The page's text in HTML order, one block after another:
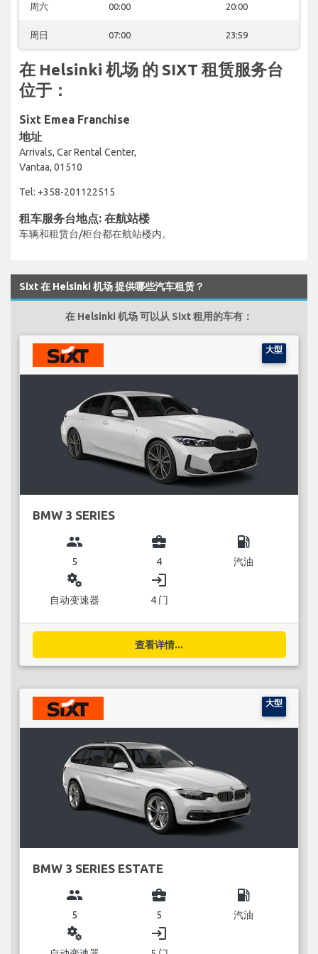
周六 00:00 20:00
周日 07:00 23:59
在 Helsinki 机场 的 SIXT 租赁服务台
位于：
Sixt Emea Franchise
地址
Arrivals, Car Rental Center,
Vantaa, 01510
Tel: +358-201122515
租车服务台地点: 在航站楼
车辆和租赁台/柜台都在航站楼内。
Sixt 在 Helsinki 机场 提供哪些汽车租赁？
在 Helsinki 机场 可以从 Sixt 租用的车有：
大型
BMW 3 SERIES
group
5
business_center
4
local_gas_station
汽油
miscellaneous_services
自动变速器
login
4 门
查看详情...
大型
BMW 3 SERIES ESTATE
group
5
business_center
5
local_gas_station
汽油
miscellaneous_services login